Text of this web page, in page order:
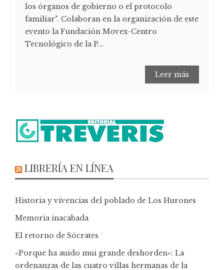
los órganos de gobierno o el protocolo
familiar". Colaboran en la organización de este
evento la Fundación Movex-Centro
Tecnológico de la P...
Leer más
LIBRERÍA EN LÍNEA
Historia y vivencias del poblado de Los Hurones
Memoria inacabada
El retorno de Sócrates
«Porque ha auido mui grande deshorden»: La
ordenanzas de las cuatro villas hermanas de la